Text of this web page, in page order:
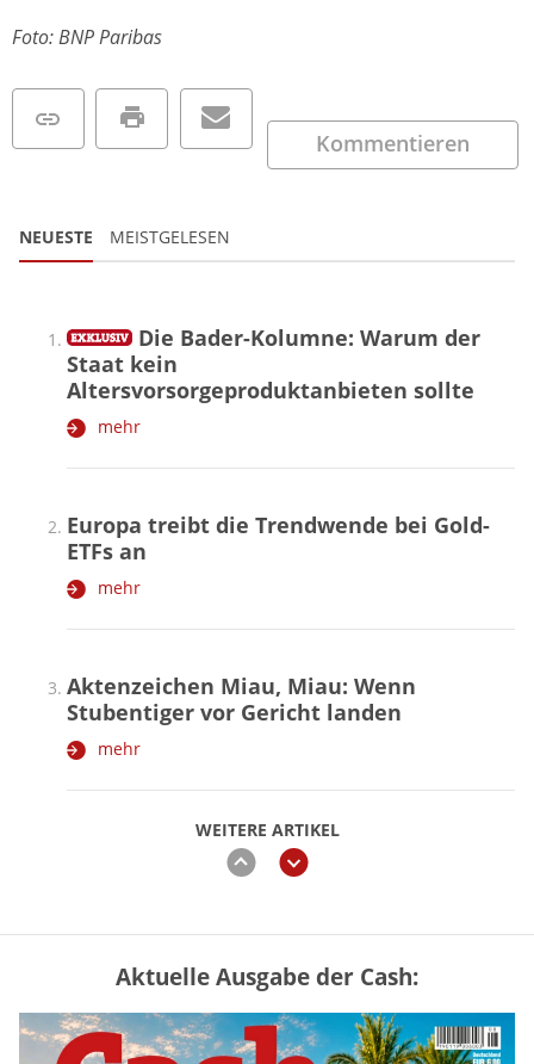
Foto: BNP Paribas
Kommentieren
NEUESTE MEISTGELESEN
WEITERE ARTIKEL
zurückweiter
Die Bader-Kolumne: Warum der
Staat kein
Altersvorsorgeproduktanbieten sollte
mehr
Europa treibt die Trendwende bei Gold-
ETFs an
mehr
Aktenzeichen Miau, Miau: Wenn
Stubentiger vor Gericht landen
mehr
Vermieter-Zutritt: Wann Mieter
die Wohnung öffnen müssen
mehr
Aktuelle Ausgabe der Cash: